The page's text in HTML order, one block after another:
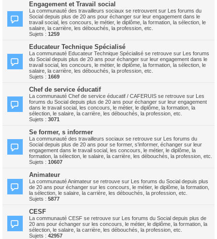
Engagement et Travail social
La communauté des travailleurs sociaux se retrouvent sur Les forums du
Social depuis plus de 20 ans pour échanger sur leur engagement dans le
travail social, les concours, le métier, le diplôme, la formation, la sélection, le
salaire, la carrière, les débouchés, la profession, etc.
Sujets : 1259
Educateur Technique Spécialisé
La communauté Educateur Technique Spécialisé se retrouve sur Les forums
du Social depuis plus de 20 ans pour échanger sur leur engagement dans le
travail social, les concours, le métier, le diplôme, la formation, la sélection, le
salaire, la carrière, les débouchés, la profession, etc.
Sujets : 1669
Chef de service éducatif
La communauté Chef de service éducatif / CAFERUIS se retrouve sur Les
forums du Social depuis plus de 20 ans pour échanger sur leur engagement
dans le travail social, les concours, le métier, le diplôme, la formation, la
sélection, le salaire, la carrière, les débouchés, la profession, etc.
Sujets : 3071
Se former, s informer
La communauté des travailleurs sociaux se retrouve sur Les forums du
Social depuis plus de 20 ans pour se former, s'informer, échanger sur leur
engagement dans le travail social, les concours, le métier, le diplôme, la
formation, la sélection, le salaire, la carrière, les débouchés, la profession, etc.
Sujets : 10607
Animateur
La communauté Animateur se retrouve sur Les forums du Social depuis plus
de 20 ans pour échanger sur les concours, le métier, le diplôme, la formation,
la sélection, le salaire, la carrière, les débouchés, la profession, etc.
Sujets : 5877
CESF
La communauté CESF se retrouve sur Les forums du Social depuis plus de
20 ans pour échanger sur les concours, le métier, le diplôme, la formation, la
sélection, le salaire, la carrière, les débouchés, la profession, etc.
Sujets : 42957